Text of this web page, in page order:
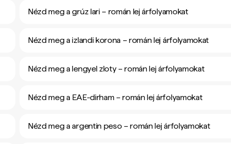
Nézd meg a grúz lari – román lej árfolyamokat
Nézd meg a izlandi korona – román lej árfolyamokat
Nézd meg a lengyel zloty – román lej árfolyamokat
Nézd meg a EAE-dirham – román lej árfolyamokat
Nézd meg a argentin peso – román lej árfolyamokat